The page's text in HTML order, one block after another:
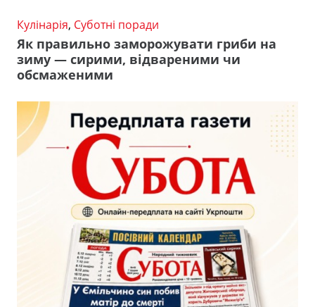
Кулінарія, Суботні поради
Як правильно заморожувати гриби на
зиму — сирими, відвареними чи
обсмаженими